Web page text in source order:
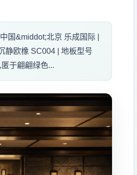
国&middot;北京 乐成国际 |
静欧橡 SC004 | 地板型号
于翩翩绿色...